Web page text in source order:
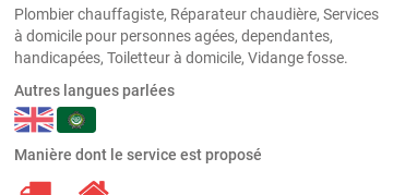
Plombier chauffagiste, Réparateur chaudière, Services
à domicile pour personnes agées, dependantes,
handicapées, Toiletteur à domicile, Vidange fosse.
Autres langues parlées
Manière dont le service est proposé